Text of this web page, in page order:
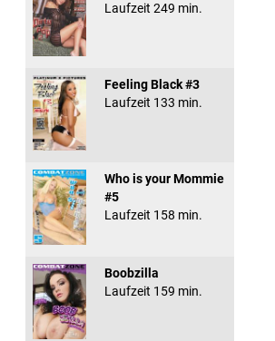
Laufzeit 249 min.
Feeling Black #3
Laufzeit 133 min.
Who is your Mommie
#5
Laufzeit 158 min.
Boobzilla
Laufzeit 159 min.